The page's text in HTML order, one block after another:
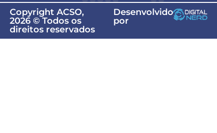
Copyright ACSO,
2026 © Todos os
direitos reservados
Desenvolvido
por